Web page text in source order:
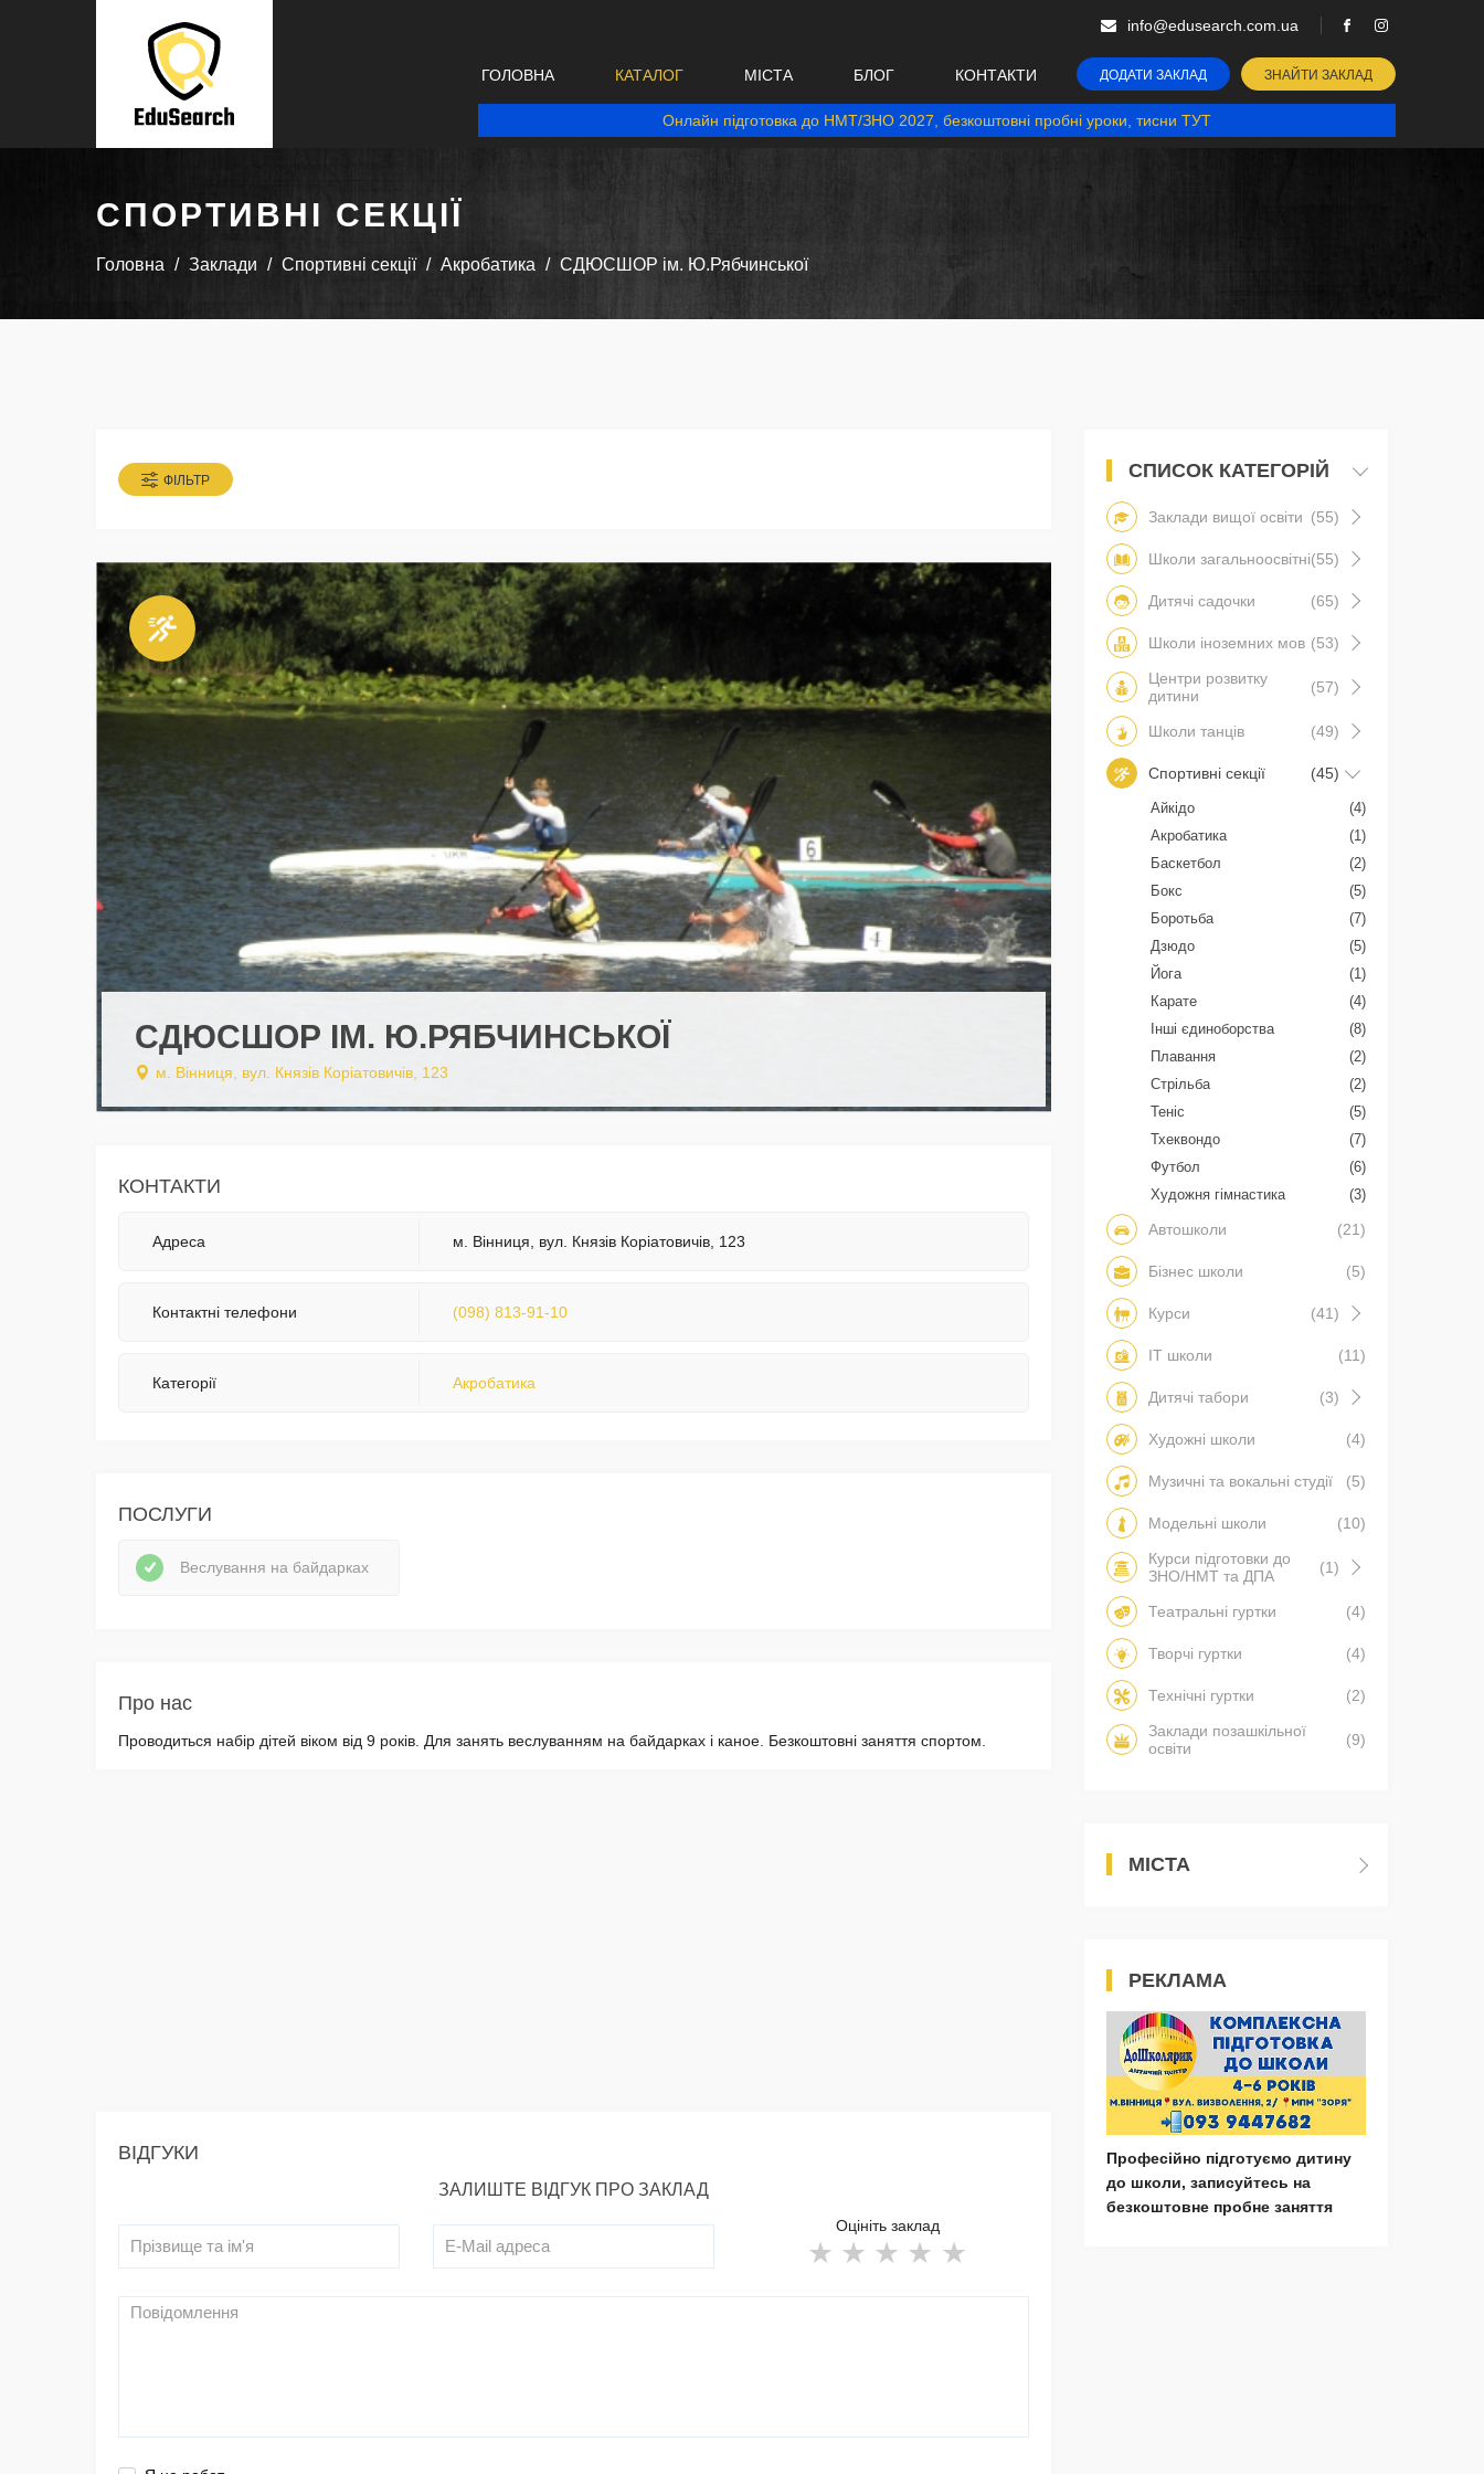
info@edusearch.com.ua
ГОЛОВНА КАТАЛОГ МІСТА БЛОГ КОНТАКТИ ДОДАТИ ЗАКЛАД ЗНАЙТИ ЗАКЛАД
Онлайн підготовка до НМТ/ЗНО 2027, безкоштовні пробні уроки, тисни ТУТ
СПОРТИВНІ СЕКЦІЇ
Головна Заклади Спортивні секції Акробатика СДЮСШОР ім. Ю.Рябчинської
ФІЛЬТР
СДЮСШОР ІМ. Ю.РЯБЧИНСЬКОЇ
м. Вінниця, вул. Князів Коріатовичів, 123
КОНТАКТИ
Адреса м. Вінниця, вул. Князів Коріатовичів, 123
Контактні телефони (098) 813-91-10
Категорії Акробатика
ПОСЛУГИ
Веслування на байдарках
Про нас
Проводиться набір дітей віком від 9 років. Для занять веслуванням на байдарках і каное. Безкоштовні заняття спортом.
ВІДГУКИ
ЗАЛИШТЕ ВІДГУК ПРО ЗАКЛАД
Оцініть заклад
СПИСОК КАТЕГОРІЙ
Заклади вищої освіти (55)
Школи загальноосвітні(55)
Дитячі садочки (65)
Школи іноземних мов (53)
Центри розвитку
дитини
(57)
Школи танців (49)
Спортивні секції (45)
Айкідо
(4)
Акробатика
(1)
Баскетбол
(2)
Бокс
(5)
Боротьба
(7)
Дзюдо
(5)
Йога
(1)
Карате
(4)
Інші єдиноборства
(8)
Плавання
(2)
Стрільба
(2)
Теніс
(5)
Тхеквондо
(7)
Футбол
(6)
Художня гімнастика
(3)
Автошколи (21)
Бізнес школи (5)
Курси (41)
IT школи (11)
Дитячі табори (3)
Художні школи (4)
Музичні та вокальні студії (5)
Модельні школи
(10)
Курси підготовки до
ЗНО/НМТ та ДПА
(1)
Театральні гуртки (4)
Творчі гуртки (4)
Технічні гуртки
(2)
Заклади позашкільної
освіти
(9)
МІСТА
РЕКЛАМА
Професійно підготуємо дитину
до школи, записуйтесь на
безкоштовне пробне заняття